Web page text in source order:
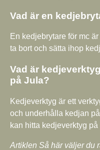
Vad är en
En kedjebrytare för mc
ta bort och sätta ihop
Vad är
på Jula?
Kedjeverktyg är ett
och underhålla kedjan
kan hitta kedjeverktyg
Artiklen Så här väljer du